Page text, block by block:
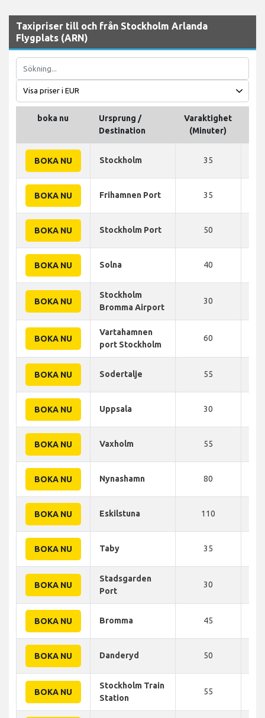
Taxipriser till och från Stockholm Arlanda
Flygplats (ARN)
boka nu
Ursprung /
Destination
Varaktighet
(Minuter)
BOKA NU Stockholm 35
BOKA NU Frihamnen Port 35
BOKA NU Stockholm Port 50
BOKA NU Solna 40
BOKA NU
Stockholm
Bromma Airport
30
BOKA NU
Vartahamnen
port Stockholm
60
BOKA NU Sodertalje 55
BOKA NU Uppsala 30
BOKA NU Vaxholm 55
BOKA NU Nynashamn 80
BOKA NU Eskilstuna 110
BOKA NU Taby 35
BOKA NU
Stadsgarden
Port
30
BOKA NU Bromma 45
BOKA NU Danderyd 50
BOKA NU
Stockholm Train
Station
55